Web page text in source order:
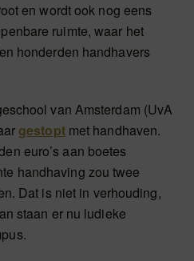
en wordt ook nog eens
ruimte, waar het
honderden handhavers
van Amsterdam (UvA
gestoptmet handhaven.
euro’s aan boetes
handhaving zou twee
Dat is niet in verhouding,
staan er nu ludieke